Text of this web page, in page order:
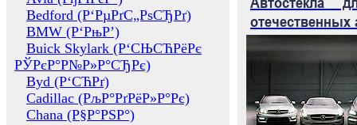
Bedford (Р‘РµРґС„РѕСЂРґ)
BMW (Р‘РњР’)
Buick Skylark (Р‘СЊСЋРёРє
РЎРєР°Р№Р»Р°СЂРє)
Byd (Р‘СЋРґ)
Cadillac (РљР°РґРёР»Р°Рє)
Chana (Р§Р°РЅР°)
отечественных